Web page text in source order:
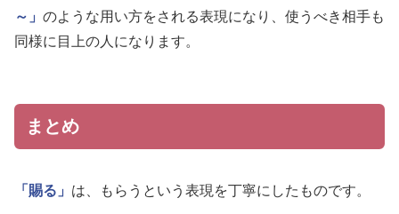
～」 のような用い方をされる表現になり、使うべき相手も
同様に目上の人になります。
まとめ
「賜る」 は、もらうという表現を丁寧にしたものです。